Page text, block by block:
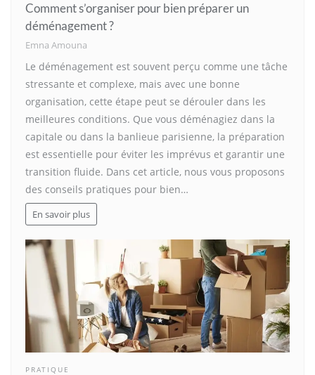
Comment s’organiser pour bien préparer un
déménagement ?
Emna Amouna
Le déménagement est souvent perçu comme une tâche
stressante et complexe, mais avec une bonne
organisation, cette étape peut se dérouler dans les
meilleures conditions. Que vous déménagiez dans la
capitale ou dans la banlieue parisienne, la préparation
est essentielle pour éviter les imprévus et garantir une
transition fluide. Dans cet article, nous vous proposons
des conseils pratiques pour bien…
En savoir plus
PRATIQUE